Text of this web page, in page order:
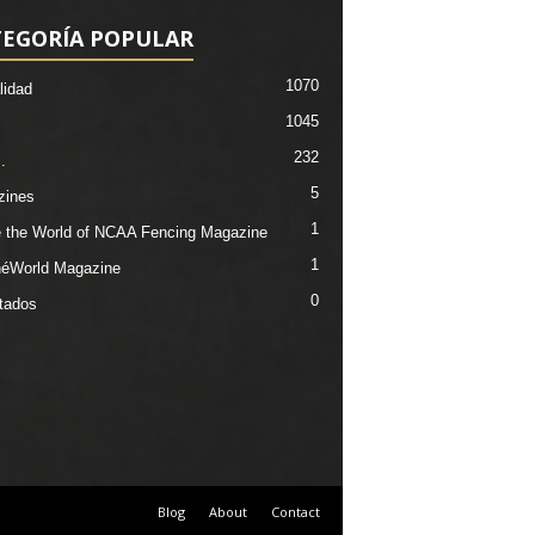
POPULAR
1070
1045
232
5
the World of NCAA Fencing Magazine 1
Magazine 1
0
Blog About Contact